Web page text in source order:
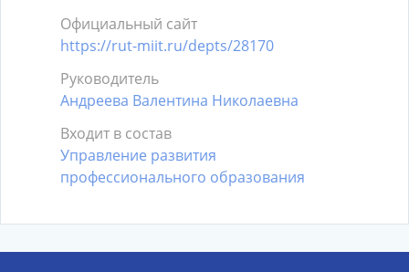
Официальный сайт
https://rut-miit.ru/depts/28170
Руководитель
Андреева Валентина Николаевна
Входит в состав
Управление развития
профессионального образования